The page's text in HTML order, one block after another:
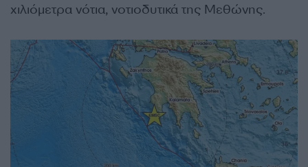
χιλιόμετρα νότια, νοτιοδυτικά της Μεθώνης.